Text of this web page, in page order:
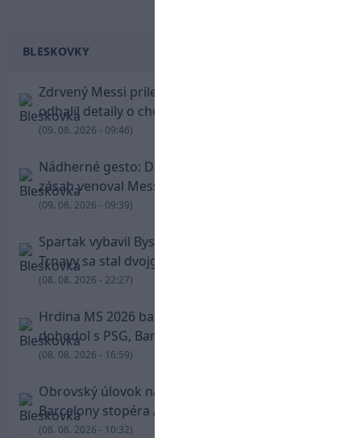
BLESKOVKY
Zdrvený Messi priletel do Argentíny, denník
odhalil detaily o chorobe jeho otca
(09. 08. 2026 - 09:46)
Nádherné gesto: De Paul po góle odhalil dres,
zásah venoval Messimu po strate otca
(09. 08. 2026 - 09:39)
Spartak vybavil Bystricu za pár minút: Hrdinom
Trnavy sa stal dvojgólový Polťák
(08. 08. 2026 - 22:27)
Hrdina MS 2026 balí kufre! Ferran Torres sa
dohodol s PSG, Barcelona mu brániť nebude
(08. 08. 2026 - 16:59)
Obrovský úlovok na Anfielde: Liverpool získal z
Barcelony stopéra Arauja
(08. 08. 2026 - 10:32)